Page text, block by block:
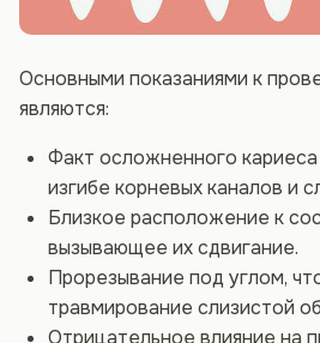
Основными показаниями к
являются:
Факт осложненного
изгибе корневых каналов и
Близкое расположение к
вызывающее их сдвигание.
Прорезывание под углом,
травмирование слизистой
Отрицательное влияние на